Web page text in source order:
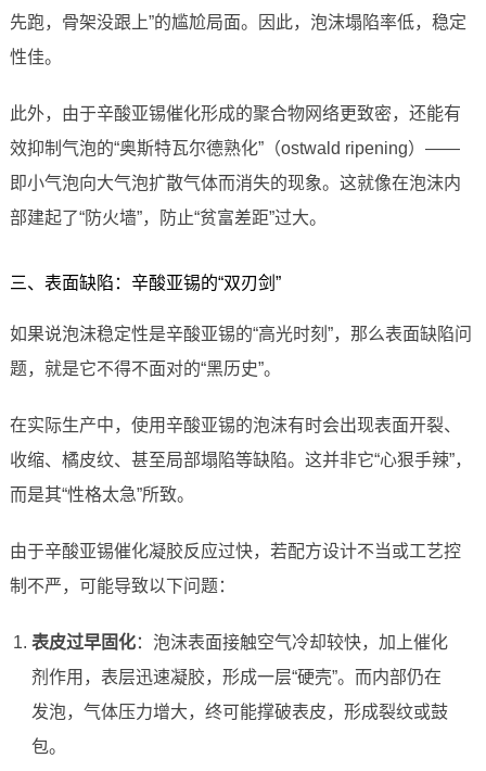
先跑，骨架没跟上”的尴尬局面。因此，泡沫塌陷率低，稳定
性佳。
此外，由于辛酸亚锡催化形成的聚合物网络更致密，还能有
效抑制气泡的“奥斯特瓦尔德熟化”（ostwald ripening）——
即小气泡向大气泡扩散气体而消失的现象。这就像在泡沫内
部建起了“防火墙”，防止“贫富差距”过大。
三、表面缺陷：辛酸亚锡的“双刃剑”
如果说泡沫稳定性是辛酸亚锡的“高光时刻”，那么表面缺陷问
题，就是它不得不面对的“黑历史”。
在实际生产中，使用辛酸亚锡的泡沫有时会出现表面开裂、
收缩、橘皮纹、甚至局部塌陷等缺陷。这并非它“心狠手辣”，
而是其“性格太急”所致。
由于辛酸亚锡催化凝胶反应过快，若配方设计不当或工艺控
制不严，可能导致以下问题：
表皮过早固化：泡沫表面接触空气冷却较快，加上催化
剂作用，表层迅速凝胶，形成一层“硬壳”。而内部仍在
发泡，气体压力增大，终可能撑破表皮，形成裂纹或鼓
包。